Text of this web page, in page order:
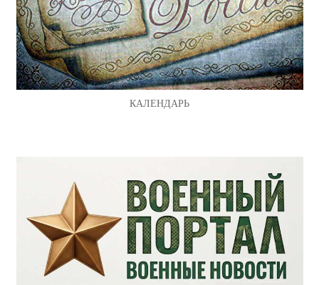
КАЛЕНДАРЬ